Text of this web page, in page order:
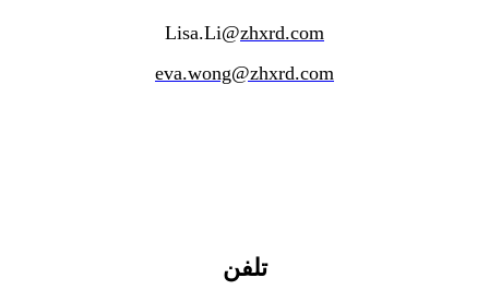
Lisa.Li@zhxrd.com
eva.wong@zhxrd.com
تلفن